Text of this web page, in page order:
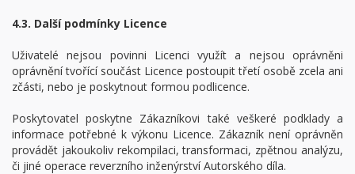
4.3. Další podmínky Licence
Uživatelé nejsou povinni Licenci využít a nejsou oprávněni
oprávnění tvořící součást Licence postoupit třetí osobě zcela ani
zčásti, nebo je poskytnout formou podlicence.
Poskytovatel poskytne Zákazníkovi také veškeré podklady a
informace potřebné k výkonu Licence. Zákazník není oprávněn
provádět jakoukoliv rekompilaci, transformaci, zpětnou analýzu,
či jiné operace reverzního inženýrství Autorského díla.